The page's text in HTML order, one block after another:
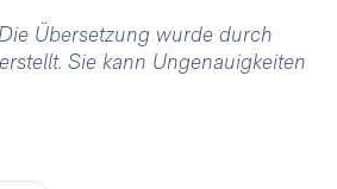
Übersetzung wurde durch
Sie kann Ungenauigkeiten